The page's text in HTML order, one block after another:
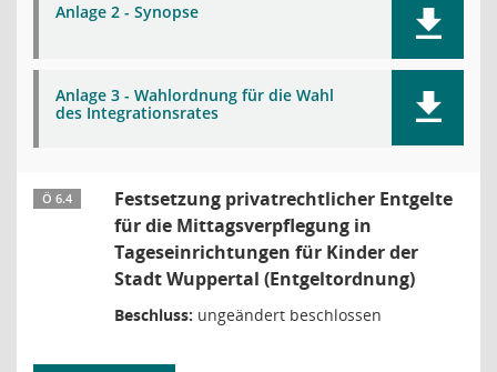
Anlage 2 - Synopse
Anlage 3 - Wahlordnung für die Wahl
des Integrationsrates
Ö 6.4
Festsetzung privatrechtlicher Entgelte
für die Mittagsverpflegung in
Tageseinrichtungen für Kinder der
Stadt Wuppertal (Entgeltordnung)
Beschluss: ungeändert beschlossen